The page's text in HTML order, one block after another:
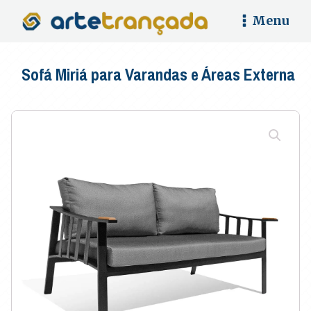
Menu
Sofá Miriá para Varandas e Áreas Externa